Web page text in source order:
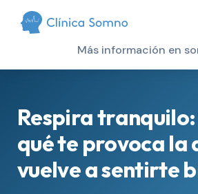
Más información en
Respira
qué te provoca la
vuelve a sentirte